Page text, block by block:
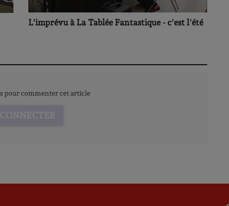
L'imprévu à La Tablée Fantastique - c'est l'été
pour commenter cet article